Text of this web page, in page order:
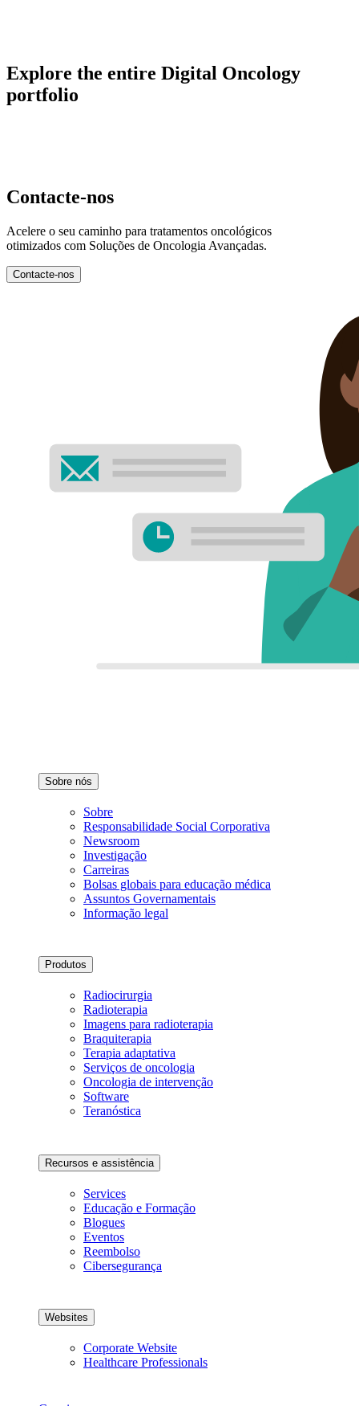
Explore the entire Digital Oncology
portfolio
Contacte-nos
Acelere o seu caminho para tratamentos oncológicos
otimizados com Soluções de Oncologia Avançadas.
Contacte-nos
Sobre nós
Sobre
Responsabilidade Social Corporativa
Newsroom
Investigação
Carreiras
Bolsas globais para educação médica
Assuntos Governamentais
Informação legal
Produtos
Radiocirurgia
Radioterapia
Imagens para radioterapia
Braquiterapia
Terapia adaptativa
Serviços de oncologia
Oncologia de intervenção
Software
Teranóstica
Recursos e assistência
Services
Educação e Formação
Blogues
Eventos
Reembolso
Cibersegurança
Websites
Corporate Website
Healthcare Professionals